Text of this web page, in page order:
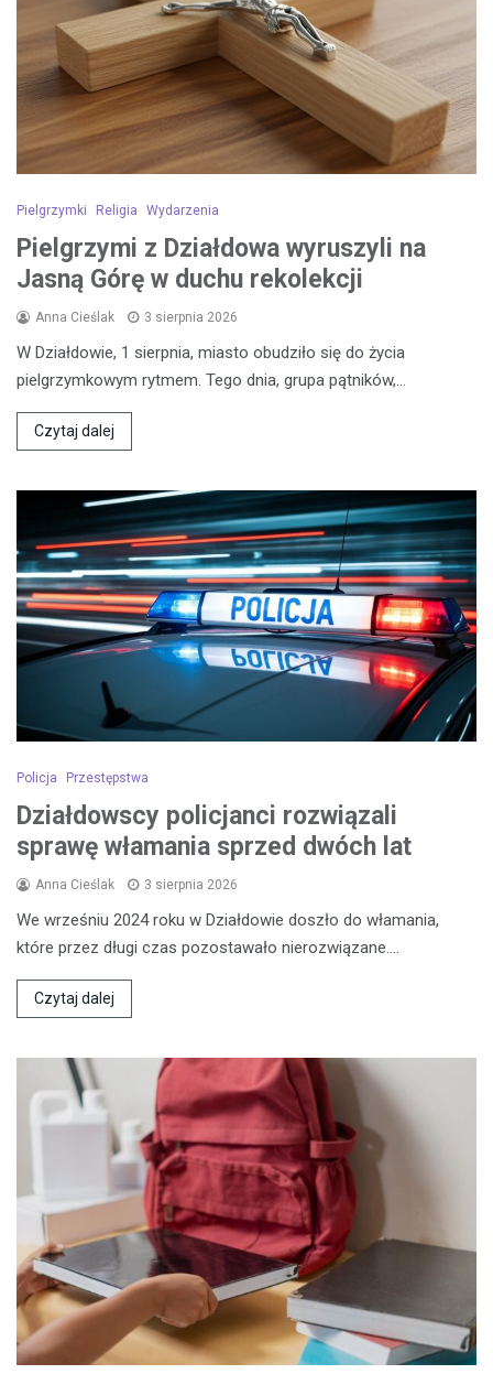
Pielgrzymki Religia Wydarzenia
Pielgrzymi z Działdowa wyruszyli na
Jasną Górę w duchu rekolekcji
Anna Cieślak 3 sierpnia 2026
W Działdowie, 1 sierpnia, miasto obudziło się do życia
pielgrzymkowym rytmem. Tego dnia, grupa pątników,…
Czytaj dalej
Policja Przestępstwa
Działdowscy policjanci rozwiązali
sprawę włamania sprzed dwóch lat
Anna Cieślak 3 sierpnia 2026
We wrześniu 2024 roku w Działdowie doszło do włamania,
które przez długi czas pozostawało nierozwiązane.…
Czytaj dalej